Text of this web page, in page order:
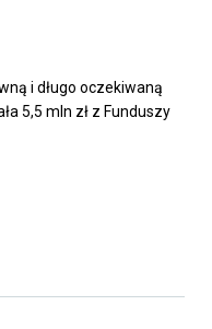
i długo oczekiwaną
5,5 mln zł z Funduszy